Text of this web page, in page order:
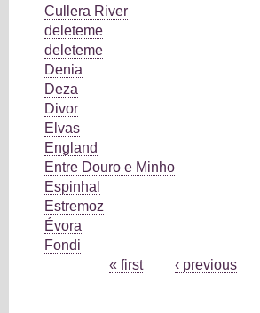
Cullera River
deleteme
deleteme
Denia
Deza
Divor
Elvas
England
Entre Douro e Minho
Espinhal
Estremoz
Évora
Fondi
« first ‹ previous